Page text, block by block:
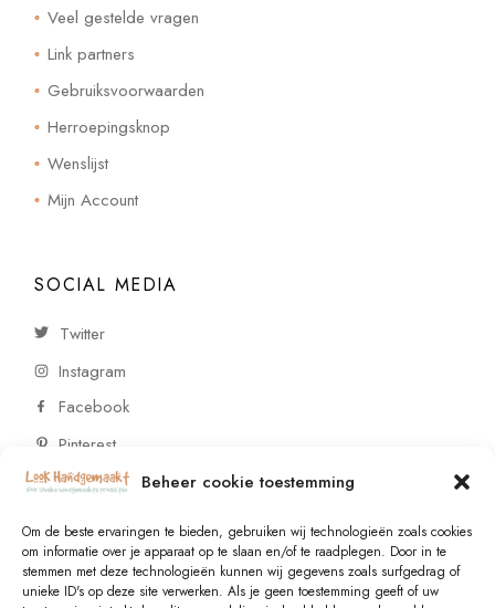
Beheer cookie toestemming
Om de beste ervaringen te bieden, gebruiken wij technologieën zoals cookies
om informatie over je apparaat op te slaan en/of te raadplegen. Door in te
stemmen met deze technologieën kunnen wij gegevens zoals surfgedrag of
unieke ID's op deze site verwerken. Als je geen toestemming geeft of uw
Veel gestelde vragen
Link partners
Gebruiksvoorwaarden
Herroepingsknop
Wenslijst
Mijn Account
SOCIAL MEDIA
Twitter
Instagram
Facebook
Pinterest
CONTACT
Vragen of wensen? Neem contact op!